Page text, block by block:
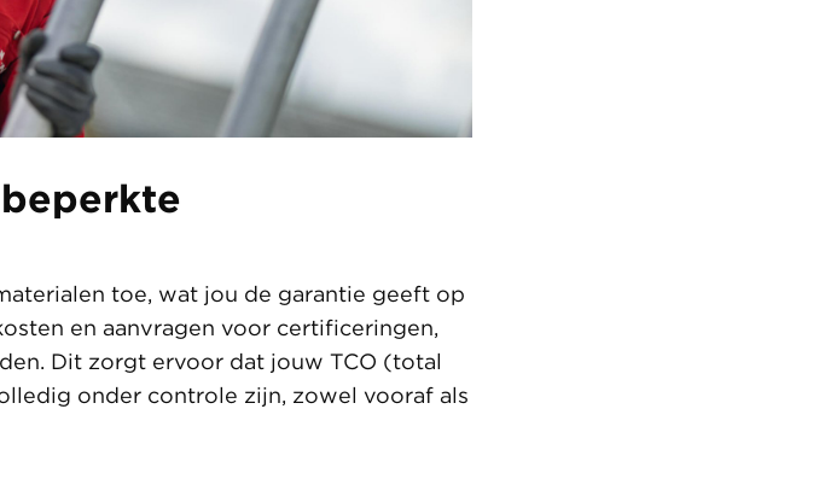
toe, wat jou de garantie geeft op
en aanvragen voor certificeringen,
Dit zorgt ervoor dat jouw TCO (total
onder controle zijn, zowel vooraf als